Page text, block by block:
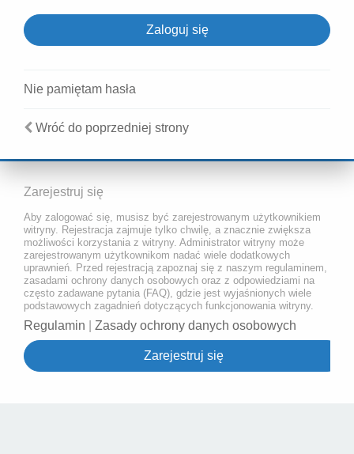
Nie pamiętam hasła
Wróć do poprzedniej strony
Zarejestruj się
Aby zalogować się, musisz być zarejestrowanym użytkownikiem
witryny. Rejestracja zajmuje tylko chwilę, a znacznie zwiększa
możliwości korzystania z witryny. Administrator witryny może
zarejestrowanym użytkownikom nadać wiele dodatkowych
uprawnień. Przed rejestracją zapoznaj się z naszym regulaminem,
zasadami ochrony danych osobowych oraz z odpowiedziami na
często zadawane pytania (FAQ), gdzie jest wyjaśnionych wiele
podstawowych zagadnień dotyczących funkcjonowania witryny.
Regulamin Zasady ochrony danych osobowych
Zarejestruj się